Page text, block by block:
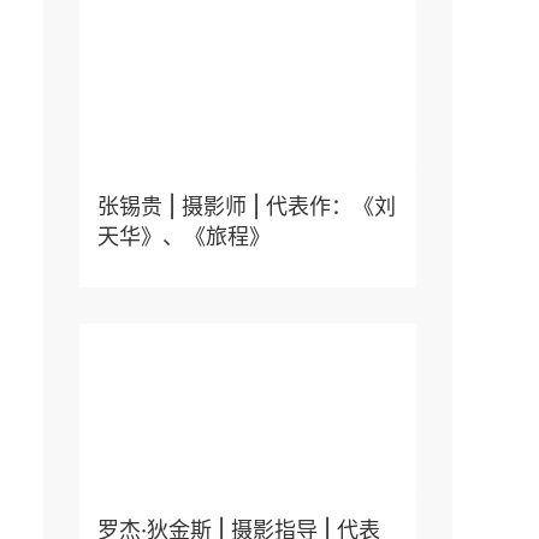
张锡贵 | 摄影师 | 代表作：《刘
天华》、《旅程》
罗杰·狄金斯 | 摄影指导 | 代表